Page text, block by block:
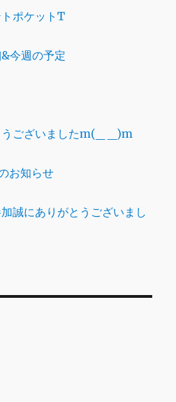
ポケットT
今週の予定
うございましたm(_ _)m
お知らせ
誠にありがとうございまし